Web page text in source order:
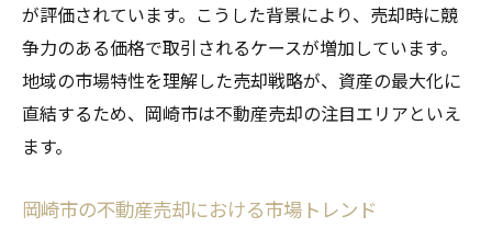
が評価されています。こうした背景により、売却時に競
争力のある価格で取引されるケースが増加しています。
地域の市場特性を理解した売却戦略が、資産の最大化に
直結するため、岡崎市は不動産売却の注目エリアといえ
ます。
岡崎市の不動産売却における市場トレンド